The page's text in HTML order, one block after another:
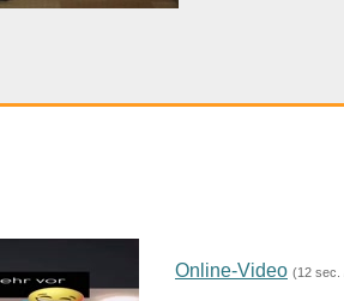
Logitech G Astro A50
Online-Video (12 sec.